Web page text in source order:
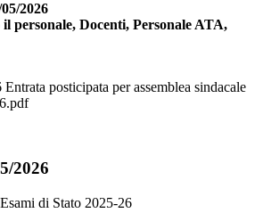
2026
personale, Docenti, Personale ATA,
posticipata per assemblea sindacale
2026
di Stato 2025-26